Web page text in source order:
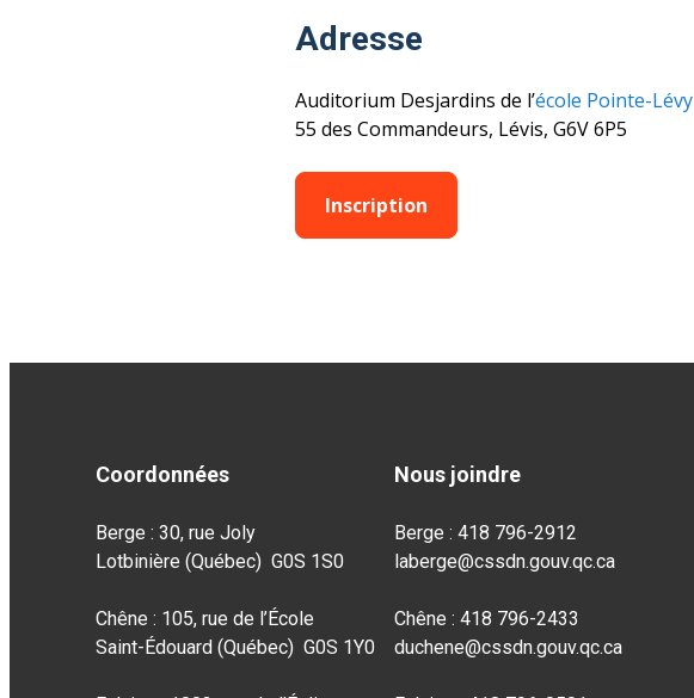
Adresse
Auditorium Desjardins de l’école Pointe-Lévy
55 des Commandeurs, Lévis, G6V 6P5
Inscription
Coordonnées
Berge : 30, rue Joly
Lotbinière (Québec) G0S 1S0
Chêne : 105, rue de l’École
Saint-Édouard (Québec) G0S 1Y0
Nous joindre
Berge : 418 796-2912
laberge@cssdn.gouv.qc.ca
Chêne : 418 796-2433
duchene@cssdn.gouv.qc.ca